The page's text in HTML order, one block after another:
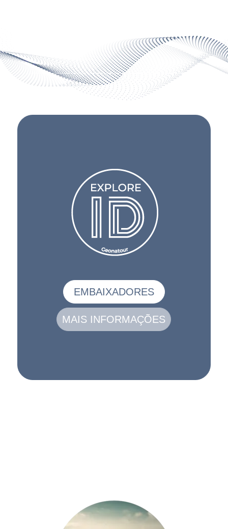
EMBAIXADORES
MAIS INFORMAÇÕES